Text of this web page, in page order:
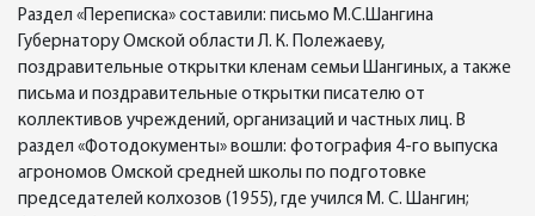
Раздел «Переписка» составили: письмо М.С.Шангина
Губернатору Омской области Л. К. Полежаеву,
поздравительные открытки кленам семьи Шангиных, а также
письма и поздравительные открытки писателю от
коллективов учреждений, организаций и частных лиц. В
раздел «Фотодокументы» вошли: фотография 4-го выпуска
агрономов Омской средней школы по подготовке
председателей колхозов (1955), где учился М. С. Шангин;